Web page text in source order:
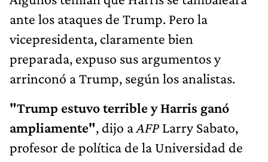
ante los ataques de Trump. Pero la
vicepresidenta, claramente bien
preparada, expuso sus argumentos y
arrinconó a Trump, según los analistas.
"Trump estuvo terrible y Harris ganó
ampliamente", dijo aAFP Larry Sabato,
profesor de política de la Universidad de